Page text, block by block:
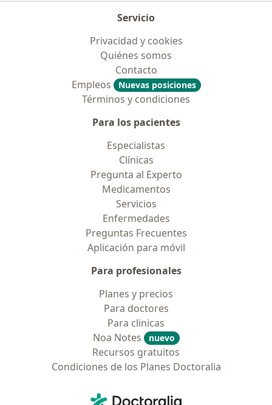
Servicio
Privacidad y cookies
Quiénes somos
Contacto
Empleos
Nuevas posiciones
Términos y condiciones
Para los pacientes
Especialistas
Clínicas
Pregunta al Experto
Medicamentos
Servicios
Enfermedades
Preguntas Frecuentes
Aplicación para móvil
Para profesionales
Planes y precios
Para doctores
Para clinicas
Noa Notes
nuevo
Recursos gratuitos
Condiciones de los Planes Doctoralia
Doctoralia - Página de inicio